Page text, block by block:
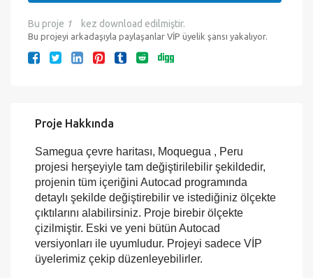
Bu proje 1 kez download edilmiştir.
Bu projeyi arkadaşıyla paylaşanlar VİP üyelik şansı yakalıyor.
Proje Hakkında
Samegua çevre haritası, Moquegua , Peru
projesi herşeyiyle tam değiştirilebilir şekildedir,
projenin tüm içeriğini Autocad programında
detaylı şekilde değiştirebilir ve istediğiniz ölçekte
çıktılarını alabilirsiniz. Proje birebir ölçekte
çizilmiştir. Eski ve yeni bütün Autocad
versiyonları ile uyumludur. Projeyi sadece VİP
üyelerimiz çekip düzenleyebilirler.